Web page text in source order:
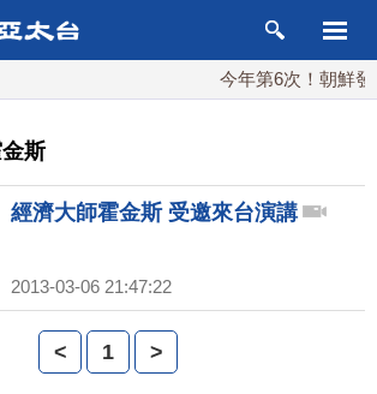
今年第6次！朝鮮發
斯
經濟大師霍金斯 受邀來台演講
2013-03-06 21:47:22
< 1 >